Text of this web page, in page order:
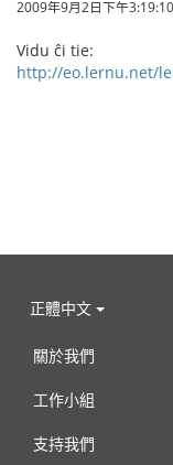
2009年9月2日下午3:19:10
Vidu ĉi tie:
http://eo.lernu.net/
正體中文
關於我們
工作小組
支持我們